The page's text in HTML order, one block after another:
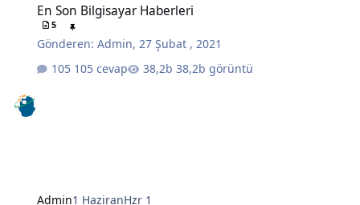
En Son Bilgisayar Haberleri
5
Gönderen:Admin,27 Şubat , 2021
105 cevap
38,2b görüntü
Admin1 HaziranHzr 1